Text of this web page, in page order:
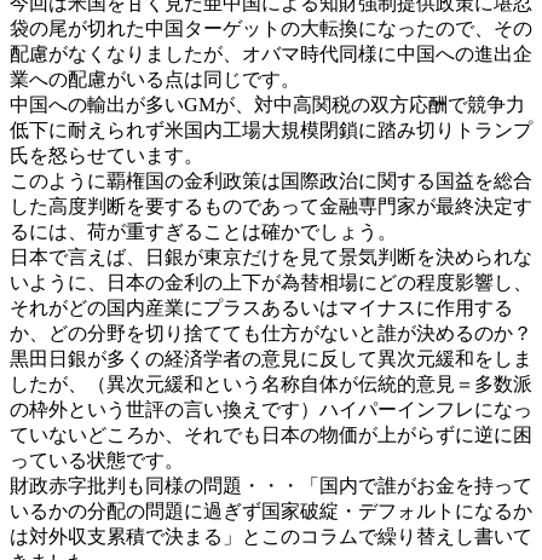
袋の尾が切れた中国ターゲットの大転換になったので、その
配慮がなくなりましたが、オバマ時代同様に中国への進出企
業への配慮がいる点は同じです。
中国への輸出が多いGMが、対中高関税の双方応酬で競争力
低下に耐えられず米国内工場大規模閉鎖に踏み切りトランプ
氏を怒らせています。
このように覇権国の金利政策は国際政治に関する国益を総合
した高度判断を要するものであって金融専門家が最終決定す
るには、荷が重すぎることは確かでしょう。
日本で言えば、日銀が東京だけを見て景気判断を決められな
いように、日本の金利の上下が為替相場にどの程度影響し、
それがどの国内産業にプラスあるいはマイナスに作用する
か、どの分野を切り捨てても仕方がないと誰が決めるのか？
黒田日銀が多くの経済学者の意見に反して異次元緩和をしま
したが、（異次元緩和という名称自体が伝統的意見＝多数派
の枠外という世評の言い換えです）ハイパーインフレになっ
ていないどころか、それでも日本の物価が上がらずに逆に困
っている状態です。
財政赤字批判も同様の問題・・・「国内で誰がお金を持って
いるかの分配の問題に過ぎず国家破綻・デフォルトになるか
は対外収支累積で決まる」とこのコラムで繰り替えし書いて